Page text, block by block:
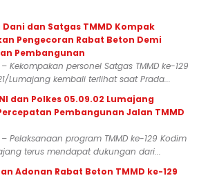
Dani dan Satgas TMMD Kompak
Pengecoran Rabat Beton Demi
Pembangunan
Kekompakan personel Satgas TMMD ke-129
Lumajang kembali terlihat saat Prada...
dan Polkes 05.09.02 Lumajang
Pembangunan Jalan TMMD
Pelaksanaan program TMMD ke-129 Kodim
terus mendapat dukungan dari...
Adonan Rabat Beton TMMD ke-129